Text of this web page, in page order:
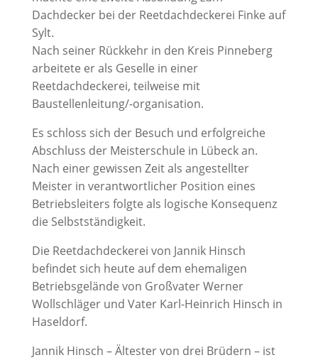
Dachdecker bei der Reetdachdeckerei Finke auf
Sylt.
Nach seiner Rückkehr in den Kreis Pinneberg
arbeitete er als Geselle in einer
Reetdachdeckerei, teilweise mit
Baustellenleitung/-organisation.
Es schloss sich der Besuch und erfolgreiche
Abschluss der Meisterschule in Lübeck an.
Nach einer gewissen Zeit als angestellter
Meister in verantwortlicher Position eines
Betriebsleiters folgte als logische Konsequenz
die Selbstständigkeit.
Die Reetdachdeckerei von Jannik Hinsch
befindet sich heute auf dem ehemaligen
Betriebsgelände von Großvater Werner
Wollschläger und Vater Karl-Heinrich Hinsch in
Haseldorf.
Jannik Hinsch – Ältester von drei Brüdern – ist